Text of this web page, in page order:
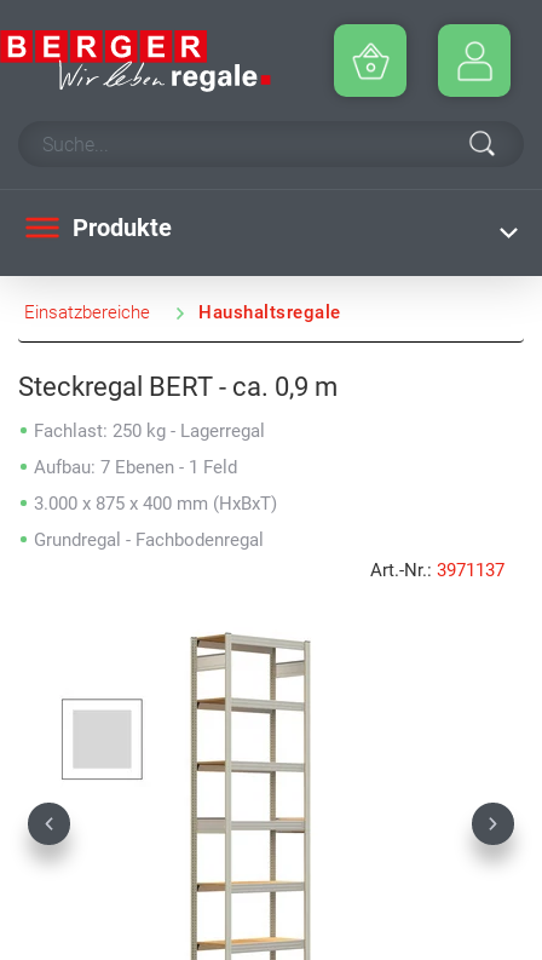
Produkte
Einsatzbereiche Haushaltsregale
Steckregal BERT - ca. 0,9 m
Fachlast: 250 kg - Lagerregal
Aufbau: 7 Ebenen - 1 Feld
3.000 x 875 x 400 mm (HxBxT)
Grundregal - Fachbodenregal
Art.-Nr.: 3971137
Previous Next